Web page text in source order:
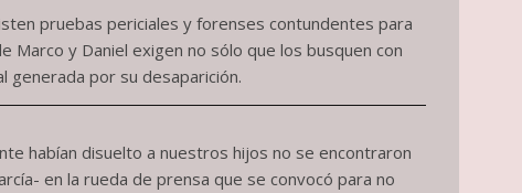
pruebas periciales y forenses contundentes para
Marco y Daniel exigen no sólo que los busquen con
generada por su desaparición.
habían disuelto a nuestros hijos no se encontraron
en la rueda de prensa que se convocó para no